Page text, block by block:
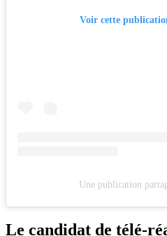
Voir cette
Une publication
Le candidat de télé-